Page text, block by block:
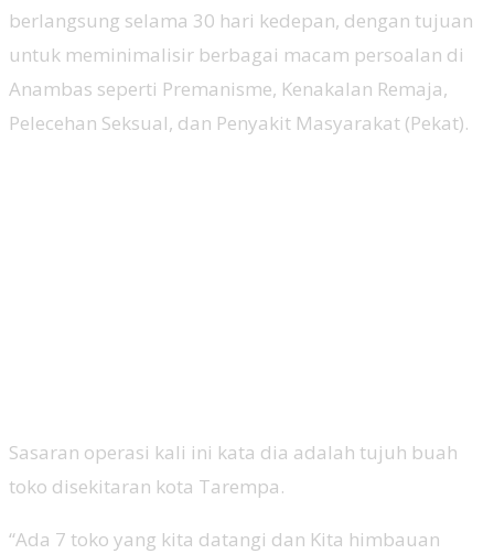
berlangsung selama 30 hari kedepan, dengan tujuan
untuk meminimalisir berbagai macam persoalan di
Anambas seperti Premanisme, Kenakalan Remaja,
Pelecehan Seksual, dan Penyakit Masyarakat (Pekat).
Sasaran operasi kali ini kata dia adalah tujuh buah
toko disekitaran kota Tarempa.
“Ada 7 toko yang kita datangi dan Kita himbauan